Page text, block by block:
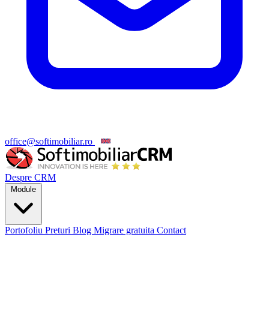
office@softimobiliar.ro
Despre CRM
Module
Portofoliu Preturi Blog Migrare gratuita Contact